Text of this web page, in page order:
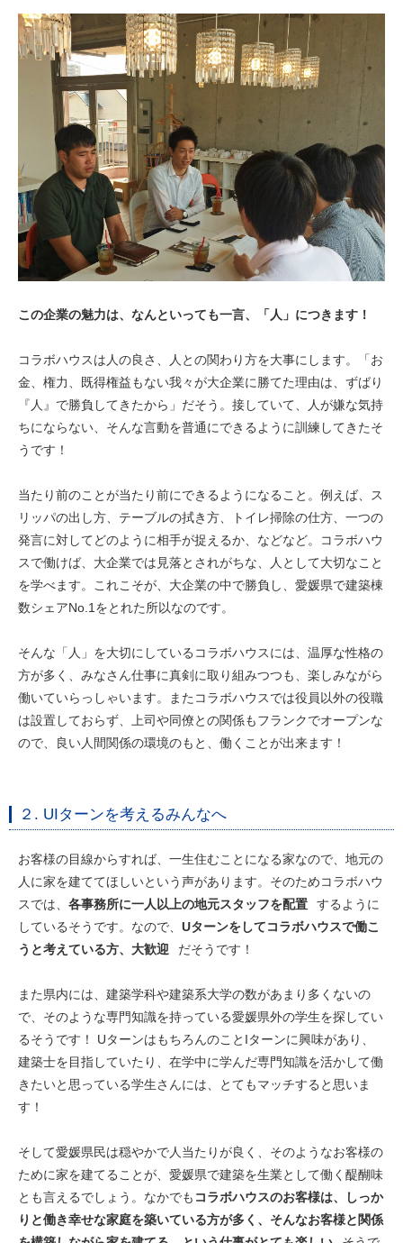
この企業の魅力は、なんといっても一言、「人」につきます！
コラボハウスは人の良さ、人との関わり方を大事にします。「お
金、権力、既得権益もない我々が大企業に勝てた理由は、ずばり
『人』で勝負してきたから」だそう。接していて、人が嫌な気持
ちにならない、そんな言動を普通にできるように訓練してきたそ
うです！
当たり前のことが当たり前にできるようになること。例えば、ス
リッパの出し方、テーブルの拭き方、トイレ掃除の仕方、一つの
発言に対してどのように相手が捉えるか、などなど。コラボハウ
スで働けば、大企業では見落とされがちな、人として大切なこと
を学べます。これこそが、大企業の中で勝負し、愛媛県で建築棟
数シェアNo.1をとれた所以なのです。
そんな「人」を大切にしているコラボハウスには、温厚な性格の
方が多く、みなさん仕事に真剣に取り組みつつも、楽しみながら
働いていらっしゃいます。またコラボハウスでは役員以外の役職
は設置しておらず、上司や同僚との関係もフランクでオープンな
ので、良い人間関係の環境のもと、働くことが出来ます！
２. UIターンを考えるみんなへ
お客様の目線からすれば、一生住むことになる家なので、地元の
人に家を建ててほしいという声があります。そのためコラボハウ
スでは、 各事務所に一人以上の地元スタッフを配置
するように
しているそうです。なので、 Uターンをしてコラボハウスで働こ
うと考えている方、大歓迎
だそうです！
また県内には、建築学科や建築系大学の数があまり多くないの
で、そのような専門知識を持っている愛媛県外の学生を探してい
るそうです！ UターンはもちろんのことIターンに興味があり、
建築士を目指していたり、在学中に学んだ専門知識を活かして働
きたいと思っている学生さんには、とてもマッチすると思いま
す！
そして愛媛県民は穏やかで人当たりが良く、そのようなお客様の
ために家を建てることが、愛媛県で建築を生業として働く醍醐味
とも言えるでしょう。なかでも コラボハウスのお客様は、しっか
りと働き幸せな家庭を築いている方が多く、そんなお客様と関係